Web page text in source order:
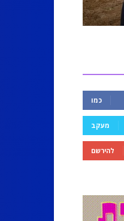
כמו
מעקב
להירשם